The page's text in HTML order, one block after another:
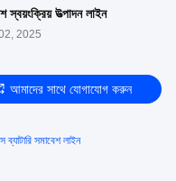
স্বয়ংক্রিয় উত্পাদন লাইন
2025
আমাদের সাথে যোগাযোগ করুন
ব্যাটারি সমাবেশ লাইন